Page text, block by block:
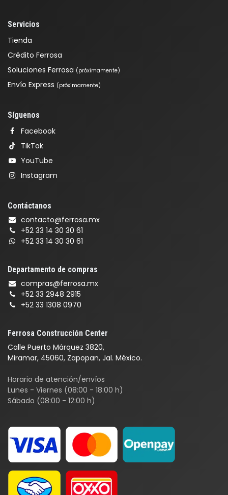
Servicios
Tienda
Crédito Ferrosa
Soluciones Ferrosa (próximamente)
Envío Express (próximamente)
Ferrosa Construcción Center
Calle Puerto Márquez 3820,
Miramar, 45060, Zapopan, Jal. México.
Horario de atención/envíos
Lunes - Viernes (08:00 - 18:00 h)
Sábado (08:00 - 12:00 h)
Síguenos
Facebook
TikTok
YouTube
Instagram
Contáctanos
contacto@ferrosa.mx
+52 33 14 30 30 61
+52 33 14 30 30 61
Departamento de compras
compras@ferrosa.mx
+52 33 2948 2915
+52 33 1308 0970